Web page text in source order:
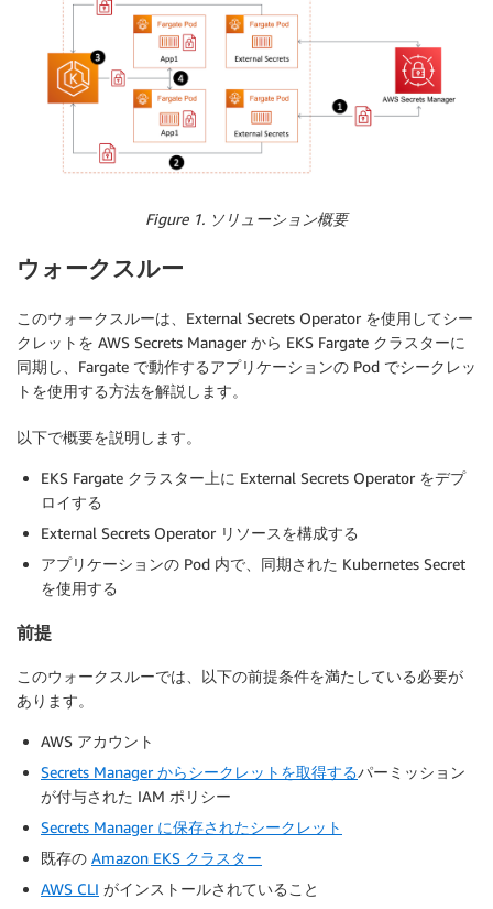
Figure 1. ソリューション概要
ウォークスルー
このウォークスルーは、External Secrets Operator を使用してシー
クレットを AWS Secrets Manager から EKS Fargate クラスターに
同期し、Fargate で動作するアプリケーションの Pod でシークレッ
トを使用する方法を解説します。
以下で概要を説明します。
EKS Fargate クラスター上に External Secrets Operator をデプ
ロイする
External Secrets Operator リソースを構成する
アプリケーションの Pod 内で、同期された Kubernetes Secret
を使用する
前提
このウォークスルーでは、以下の前提条件を満たしている必要が
あります。
AWS アカウント
Secrets Manager からシークレットを取得するパーミッション
が付与された IAM ポリシー
Secrets Manager に保存されたシークレット
既存の Amazon EKS クラスター
AWS CLI がインストールされていること